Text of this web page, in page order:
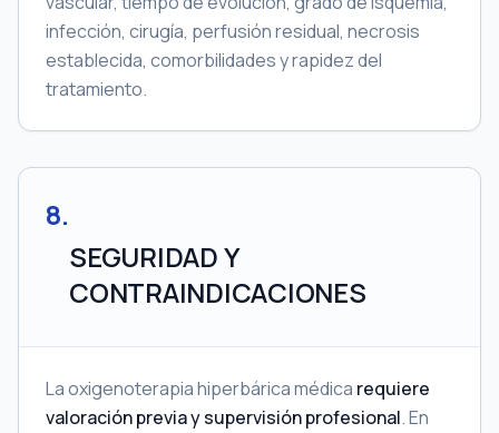
infección, cirugía, perfusión residual, necrosis
establecida, comorbilidades y rapidez del
tratamiento.
8.
SEGURIDAD Y
CONTRAINDICACIONES
La oxigenoterapia hiperbárica médica requiere
valoración previa y supervisión profesional. En